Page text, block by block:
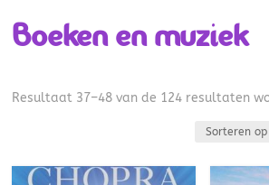
Boeken en muziek
Resultaat 37–48 van de 124 resultaten